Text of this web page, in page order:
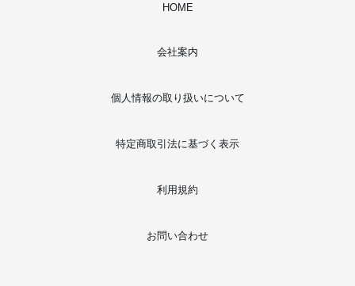
HOME
会社案内
個人情報の取り扱いについて
特定商取引法に基づく表示
利用規約
お問い合わせ